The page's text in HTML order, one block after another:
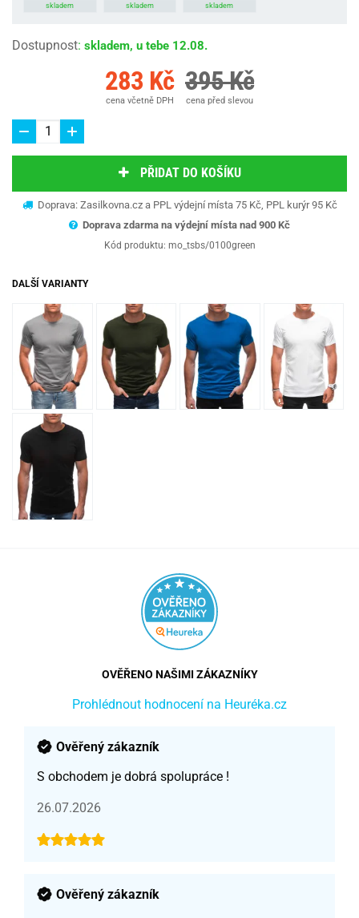
skladem skladem skladem
Dostupnost: skladem, u tebe 12.08.
283 Kč
cena včetně DPH
395 Kč
cena před slevou
PŘIDAT DO KOŠÍKU
Doprava: Zasilkovna.cz a PPL výdejní místa 75 Kč, PPL kurýr 95 Kč
Doprava zdarma na výdejní místa nad 900 Kč
Kód produktu: mo_tsbs/0100green
DALŠÍ VARIANTY
OVĚŘENO NAŠIMI ZÁKAZNÍKY
Prohlédnout hodnocení na Heuréka.cz
Ověřený zákazník
S obchodem je dobrá spolupráce !
26.07.2026
Ověřený zákazník